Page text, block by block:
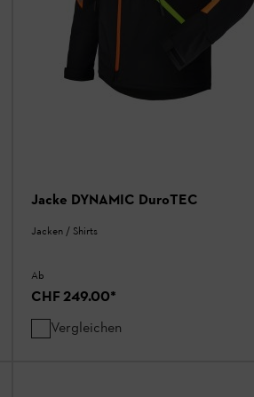
Jacke DYNAMIC DuroTEC
Jacken / Shirts
Ab
CHF 249.00*
Vergleichen